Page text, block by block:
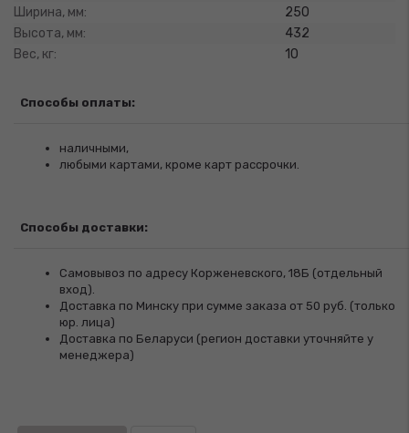
Ширина, мм:
250
Высота, мм:
432
Вес, кг:
10
Способы оплаты:
наличными,
любыми картами, кроме карт рассрочки.
Способы доставки:
Самовывоз по адресу Корженевского, 18Б (отдельный
вход).
Доставка по Минску при сумме заказа от 50 руб. (только
юр. лица)
Доставка по Беларуси (регион доставки уточняйте у
менеджера)